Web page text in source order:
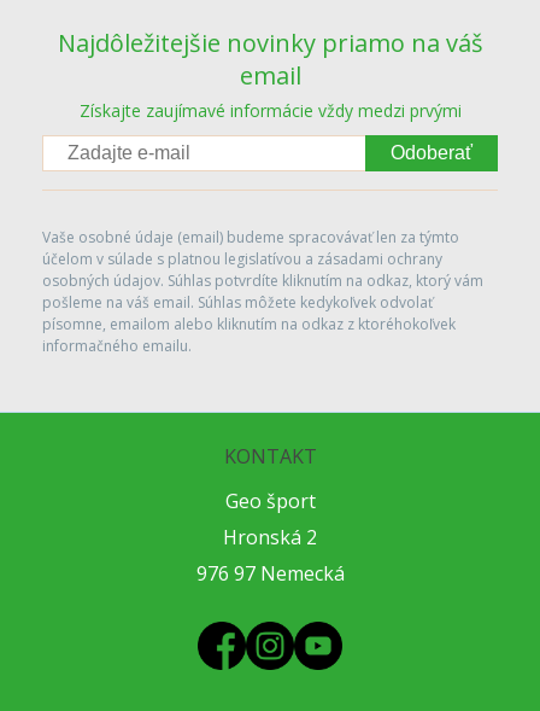
Najdôležitejšie novinky priamo na váš
email
Získajte zaujímavé informácie vždy medzi prvými
Odoberať
Vaše osobné údaje (email) budeme spracovávať len za týmto
účelom v súlade s platnou legislatívou a zásadami ochrany
osobných údajov. Súhlas potvrdíte kliknutím na odkaz, ktorý vám
pošleme na váš email. Súhlas môžete kedykoľvek odvolať
písomne, emailom alebo kliknutím na odkaz z ktoréhokoľvek
informačného emailu.
KONTAKT
Geo šport
Hronská 2
976 97 Nemecká